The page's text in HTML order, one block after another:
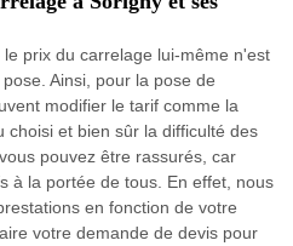
prix du carrelage lui-même n'est
Ainsi, pour la pose de
modifier le tarif comme la
choisi et bien sûr la difficulté des
pouvez être rassurés, car
à la portée de tous. En effet, nous
en fonction de votre
votre demande de devis pour